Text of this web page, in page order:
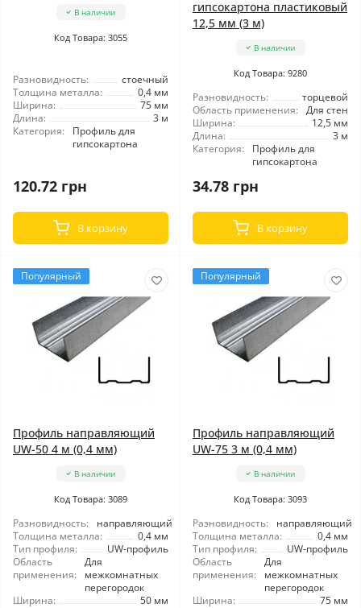
В наличии
Код Товара: 3055
Разновидность:
стоечный
Толщина металла:
0,4 мм
Ширина:
75 мм
Длина:
3 м
Категория:
Профиль для
гипсокартона
120.72 грн
В корзину
гипсокартона пластиковый
12,5 мм (3 м)
В наличии
Код Товара: 9280
Разновидность:
торцевой
Область применения:
Для стен
Ширина:
12,5 мм
Длина:
3 м
Категория:
Профиль для
гипсокартона
34.78 грн
В корзину
Популярный
Профиль направляющий
UW-50 4 м (0,4 мм)
В наличии
Код Товара: 3089
Разновидность:
направляющий
Толщина металла:
0,4 мм
Тип профиля:
UW-профиль
Область
применения:
Для
межкомнатных
перегородок
Ширина:
50 мм
Популярный
Профиль направляющий
UW-75 3 м (0,4 мм)
В наличии
Код Товара: 3093
Разновидность:
направляющий
Толщина металла:
0,4 мм
Тип профиля:
UW-профиль
Область
применения:
Для
межкомнатных
перегородок
Ширина:
75 мм